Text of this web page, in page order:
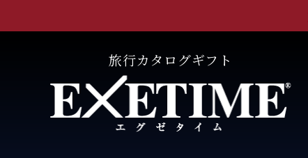
旅行カタログギフト